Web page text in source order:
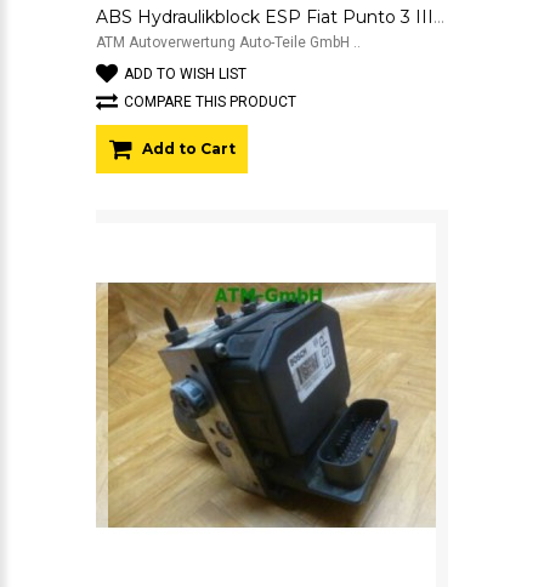
ABS Hydraulikblock ESP Fiat Punto 3 III 199 0265251997 0265951832
ATM Autoverwertung Auto-Teile GmbH ..
ADD TO WISH LIST
COMPARE THIS PRODUCT
Add to Cart